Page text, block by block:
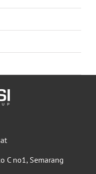
C no1, Semarang